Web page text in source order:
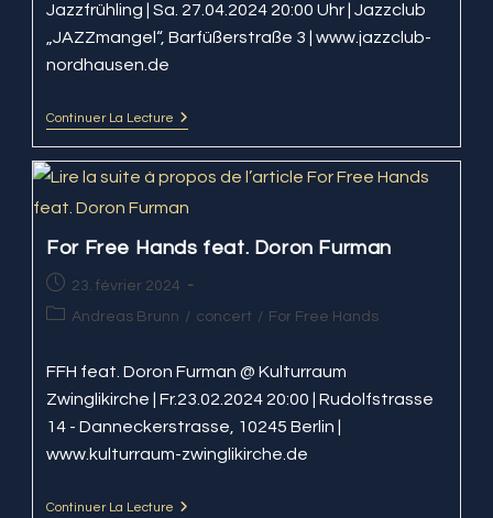
Jazzfrühling | Sa. 27.04.2024 20:00 Uhr | Jazzclub
„JAZZmangel“, Barfüßerstraße 3 | www.jazzclub-
nordhausen.de
Continuer La Lecture For
@
Nordhäuser
Jazzfrühling
For Free Hands feat. Doron Furman
Publication
publiée :
23. février 2024
PostAndreas Brunn / concert / For Free Hands
FFH feat. Doron Furman @ Kulturraum
Zwinglikirche | Fr.23.02.2024 20:00 | Rudolfstrasse
14 - Danneckerstrasse, 10245 Berlin |
www.kulturraum-zwinglikirche.de
Continuer La Lecture For